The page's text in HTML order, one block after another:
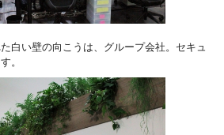
白い壁の向こうは、グループ会社。セキュ
。